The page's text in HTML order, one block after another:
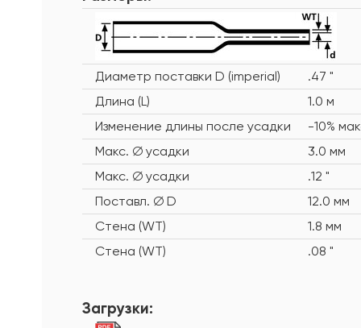
Диаметр поставки D (imperial)
.47 "
Длина (L)
1.0 м
Изменение длины после усадки
-10%
Макс. ∅ усадки
3.0 мм
Макс. ∅ усадки
.12 "
Поставл. ∅ D
12.0 мм
Стена (WT)
1.8 мм
Стена (WT)
.08 "
Загрузки: